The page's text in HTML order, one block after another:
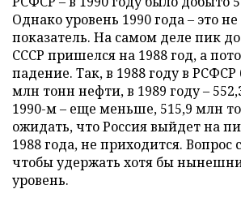
Однако уровень 1990 года – это
показатель. На самом деле пик
СССР пришелся на 1988 год, а
падение. Так, в 1988 году в
млн тонн нефти, в 1989 году –
1990-м – еще меньше, 515,9 млн
ожидать, что Россия выйдет на
1988 года, не приходится. Вопрос
чтобы удержать хотя бы
уровень.